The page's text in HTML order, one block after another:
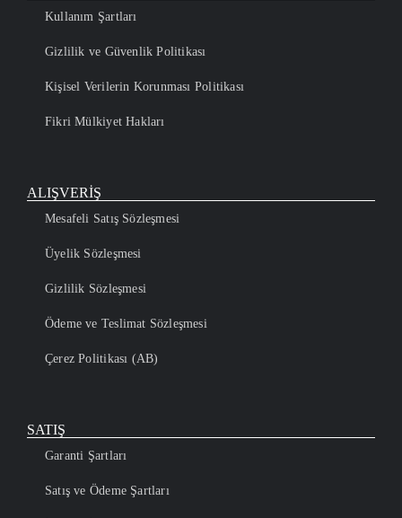
Kullanım Şartları
Gizlilik ve Güvenlik Politikası
Kişisel Verilerin Korunması Politikası
Fikri Mülkiyet Hakları
ALIŞVERİŞ
Mesafeli Satış Sözleşmesi
Üyelik Sözleşmesi
Gizlilik Sözleşmesi
Ödeme ve Teslimat Sözleşmesi
Çerez Politikası (AB)
SATIŞ
Garanti Şartları
Satış ve Ödeme Şartları